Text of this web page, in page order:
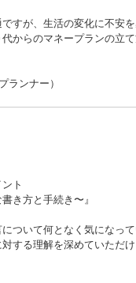
すが、生活の変化に不安
からのマネープランの立
ンナー）
ト
き〜』
ついて何となく気になっ
する理解を深めていただ